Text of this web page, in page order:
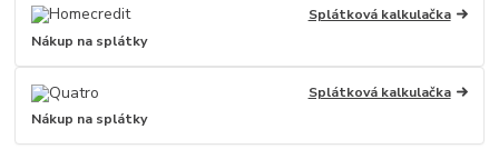
Splátková kalkulačka
Nákup na splátky
Splátková kalkulačka
Nákup na splátky